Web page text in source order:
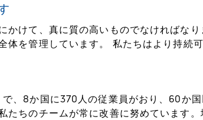
かけて、真に質の高いものでなければな
体を管理しています。 私たちはより持続
、8か国に370人の従業員がおり、60か
たちのチームが常に改善に努めています